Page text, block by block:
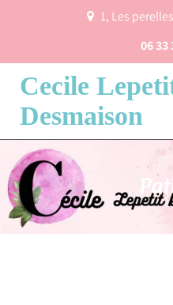
1, Les
06 33
Cecile
Desmaison